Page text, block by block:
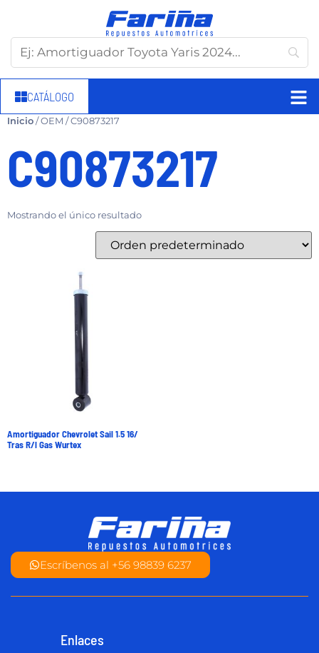
CATÁLOGO
Inicio/ OEM / C90873217
C90873217
Mostrando el único resultado
Amortiguador Chevrolet Sail 1.5 16/
Tras R/l Gas Wurtex
Escríbenos al +56 98839 6237
Enlaces